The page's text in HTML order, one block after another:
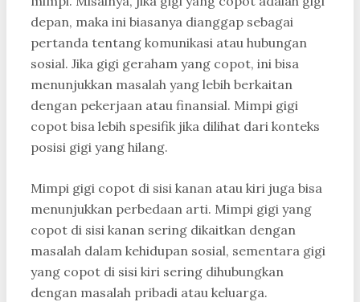
depan, maka ini biasanya dianggap sebagai
pertanda tentang komunikasi atau hubungan
sosial. Jika gigi geraham yang copot, ini bisa
menunjukkan masalah yang lebih berkaitan
dengan pekerjaan atau finansial. Mimpi gigi
copot bisa lebih spesifik jika dilihat dari konteks
posisi gigi yang hilang.
Mimpi gigi copot di sisi kanan atau kiri juga bisa
menunjukkan perbedaan arti. Mimpi gigi yang
copot di sisi kanan sering dikaitkan dengan
masalah dalam kehidupan sosial, sementara gigi
yang copot di sisi kiri sering dihubungkan
dengan masalah pribadi atau keluarga.